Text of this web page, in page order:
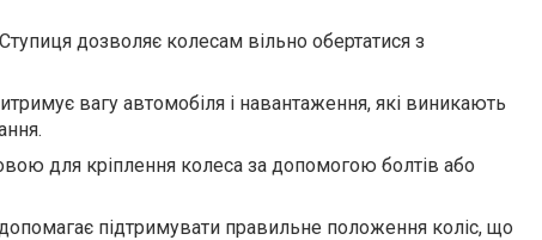
дозволяє колесам вільно обертатися з
вагу автомобіля і навантаження, які виникають
для кріплення колеса за допомогою болтів або
підтримувати правильне положення коліс, що